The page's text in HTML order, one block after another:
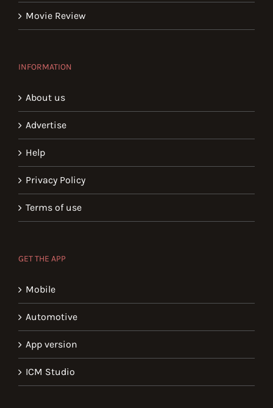
Movie Review
INFORMATION
About us
Advertise
Help
Privacy Policy
Terms of use
GET THE APP
Mobile
Automotive
App version
ICM Studio